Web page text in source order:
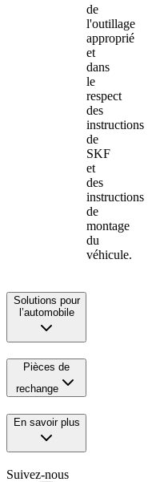
de
l'outillage
approprié
et
dans
le
respect
des
instructions
de
SKF
et
des
instructions
de
montage
du
véhicule.
Solutions pour
l’automobile
Pièces de
rechange
En savoir plus
Suivez-nous